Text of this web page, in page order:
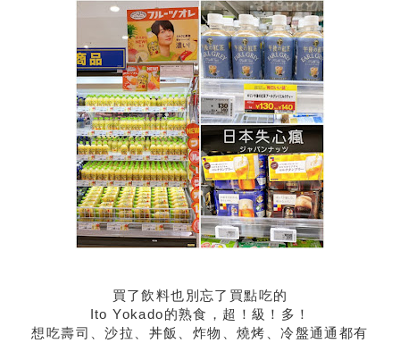
買了飲料也別忘了買點吃的
Ito Yokado的熟食，超！級！多！
想吃壽司、沙拉、丼飯、炸物、燒烤、冷盤通通都有